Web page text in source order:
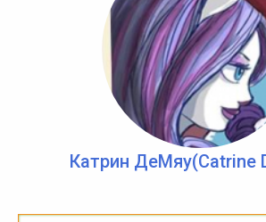
Катрин ДеМяу(Catrine